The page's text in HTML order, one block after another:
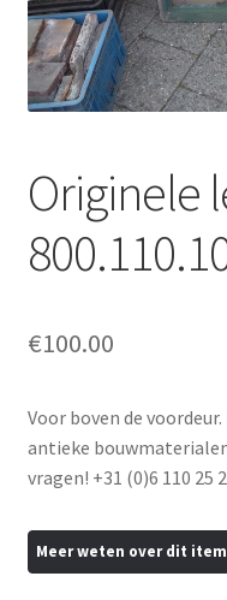
Tegels
Traponderdelen
Contact
Originele
€100.00
Voor boven de
antieke
vragen! +31 (0)6 110 25